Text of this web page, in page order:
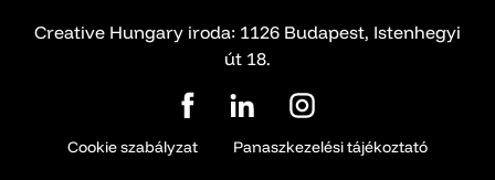
Creative Hungary iroda: 1126 Budapest, Istenhegyi
út 18.
Cookie szabályzat Panaszkezelési tájékoztató